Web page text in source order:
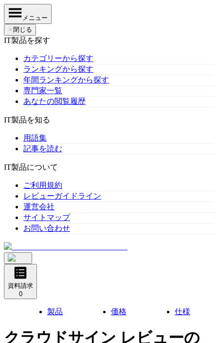
メニュー
✕ 閉じる
IT製品を探す
カテゴリーから探す
ランキングから探す
年間ランキングから探す
専門家一覧
あなたの閲覧履歴
IT製品を知る
用語集
記事を読む
IT製品について
ご利用規約
レビューガイドライン
運営会社
サイトマップ
お問い合わせ
資料請求
0
製品 価格 仕様
クラウドサイン レビューの